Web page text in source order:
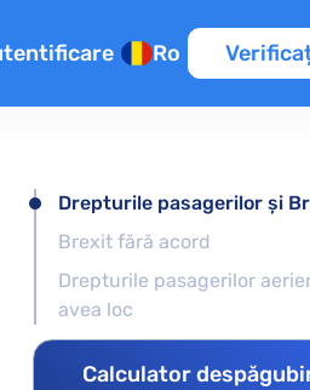
Ro
Drepturile pasagerilor și
Brexit fără acord
Drepturile pasagerilor
avea loc
Calculator